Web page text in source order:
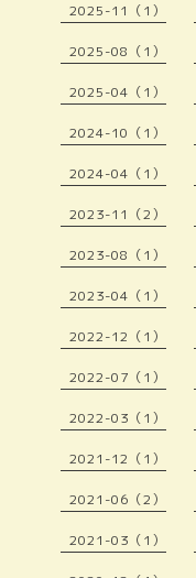
2025-11（1）
2025-08（1）
2025-04（1）
2024-10（1）
2024-04（1）
2023-11（2）
2023-08（1）
2023-04（1）
2022-12（1）
2022-07（1）
2022-03（1）
2021-12（1）
2021-06（2）
2021-03（1）